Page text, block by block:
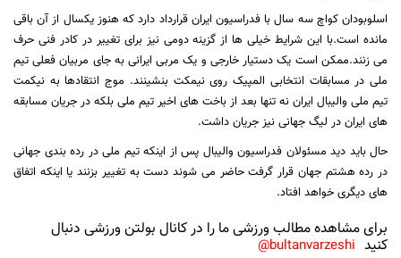
اسلوبودان کواچ سه سال با فدراسیون ایران قرارداد دارد که هنوز یکسال از آن باقی
مانده است.با این شرایط خیلی ها از گزینه دومی نیز برای تغییر در کادر فنی حرف
می زنند.ممکن است یک دستیار خارجی و یک مربی ایرانی به جای مربیان فعلی تیم
ملی در مسابقات انتخابی المپیک روی نیمکت بنشینند. موج انتقادها به نیکمت
تیم ملی والیبال ایران نه تنها بعد از باخت های اخیر تیم ملی بلکه در جریان مسابقه
های ایران در لیگ جهانی نیز جریان داشت.
حال باید دید مسئولان فدراسیون والیبال پس از اینکه تیم ملی در رده بندی جهانی
در رده هشتم جهان قرار گرفت حاضر می شوند دست به تغییر بزنند یا اینکه اتفاق
های دیگری خواهد افتاد.
برای مشاهده مطالب ورزشی ما را در کانال بولتن ورزشی دنبال
کنید bultanvarzeshi@